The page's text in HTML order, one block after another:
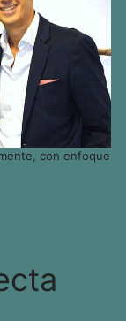
con enfoque